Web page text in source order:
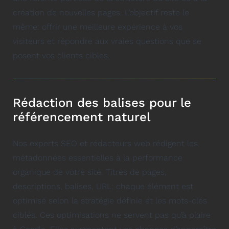
création de nouvelles pages. L’objectif reste le
même: offrir une meilleure expérience à vos
visiteurs et répondre aux vraies questions que se
posent vos clients cibles.
Rédaction des balises pour le
référencement naturel
Nos experts SEO et rédacteurs web rédigent les
métadonnées essentielles à la performance
organique de votre site. Titres de pages,
descriptions, balises, URL: chaque élément est
optimisé selon la stratégie définie et les mots-clés
ciblés. Ces optimisations ne servent pas qu’à plaire